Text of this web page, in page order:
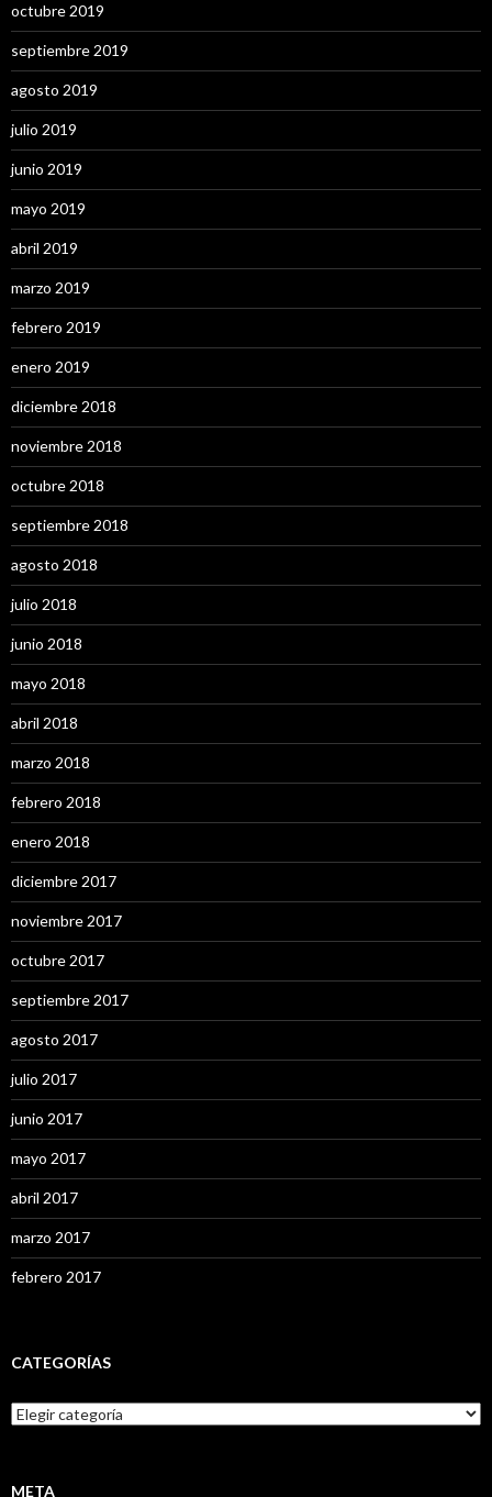
octubre 2019
septiembre 2019
agosto 2019
julio 2019
junio 2019
mayo 2019
abril 2019
marzo 2019
febrero 2019
enero 2019
diciembre 2018
noviembre 2018
octubre 2018
septiembre 2018
agosto 2018
julio 2018
junio 2018
mayo 2018
abril 2018
marzo 2018
febrero 2018
enero 2018
diciembre 2017
noviembre 2017
octubre 2017
septiembre 2017
agosto 2017
julio 2017
junio 2017
mayo 2017
abril 2017
marzo 2017
febrero 2017
CATEGORÍAS
C
a
g
META